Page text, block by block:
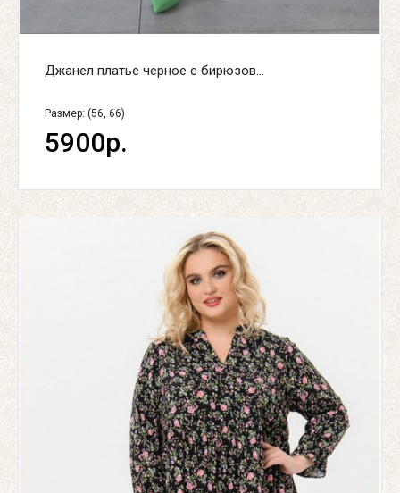
Джанел платье черное с бирюзов...
Размер: (56, 66)
5900р.